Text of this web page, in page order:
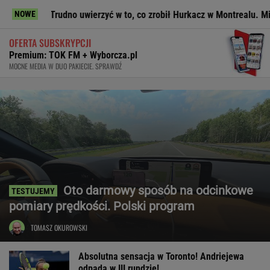
NOWEuwierzyć w to, co zrobił Hurkacz w Montrealu. Miał już piłki
OFERTA SUBSKRYPCJI
Premium: TOK FM + Wyborcza.pl
MOCNE MEDIA W DUO PAKIECIE. SPRAWDŹ
Oto darmowy sposób na odcinkowe
pomiary prędkości. Polski program
TOMASZ OKUROWSKI
Absolutna sensacja w Toronto! Andriejewa